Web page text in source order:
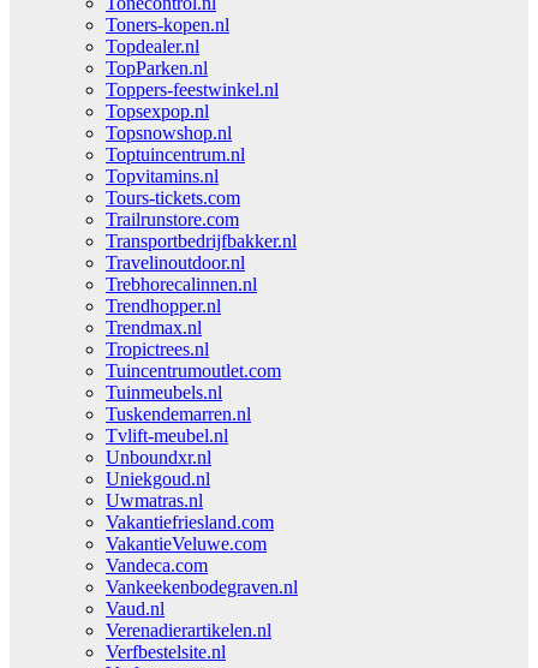
Toners-kopen.nl
Topdealer.nl
TopParken.nl
Toppers-feestwinkel.nl
Topsexpop.nl
Topsnowshop.nl
Toptuincentrum.nl
Topvitamins.nl
Tours-tickets.com
Trailrunstore.com
Transportbedrijfbakker.nl
Travelinoutdoor.nl
Trebhorecalinnen.nl
Trendhopper.nl
Trendmax.nl
Tropictrees.nl
Tuincentrumoutlet.com
Tuinmeubels.nl
Tuskendemarren.nl
Tvlift-meubel.nl
Unboundxr.nl
Uniekgoud.nl
Uwmatras.nl
Vakantiefriesland.com
VakantieVeluwe.com
Vandeca.com
Vankeekenbodegraven.nl
Vaud.nl
Verenadierartikelen.nl
Verfbestelsite.nl